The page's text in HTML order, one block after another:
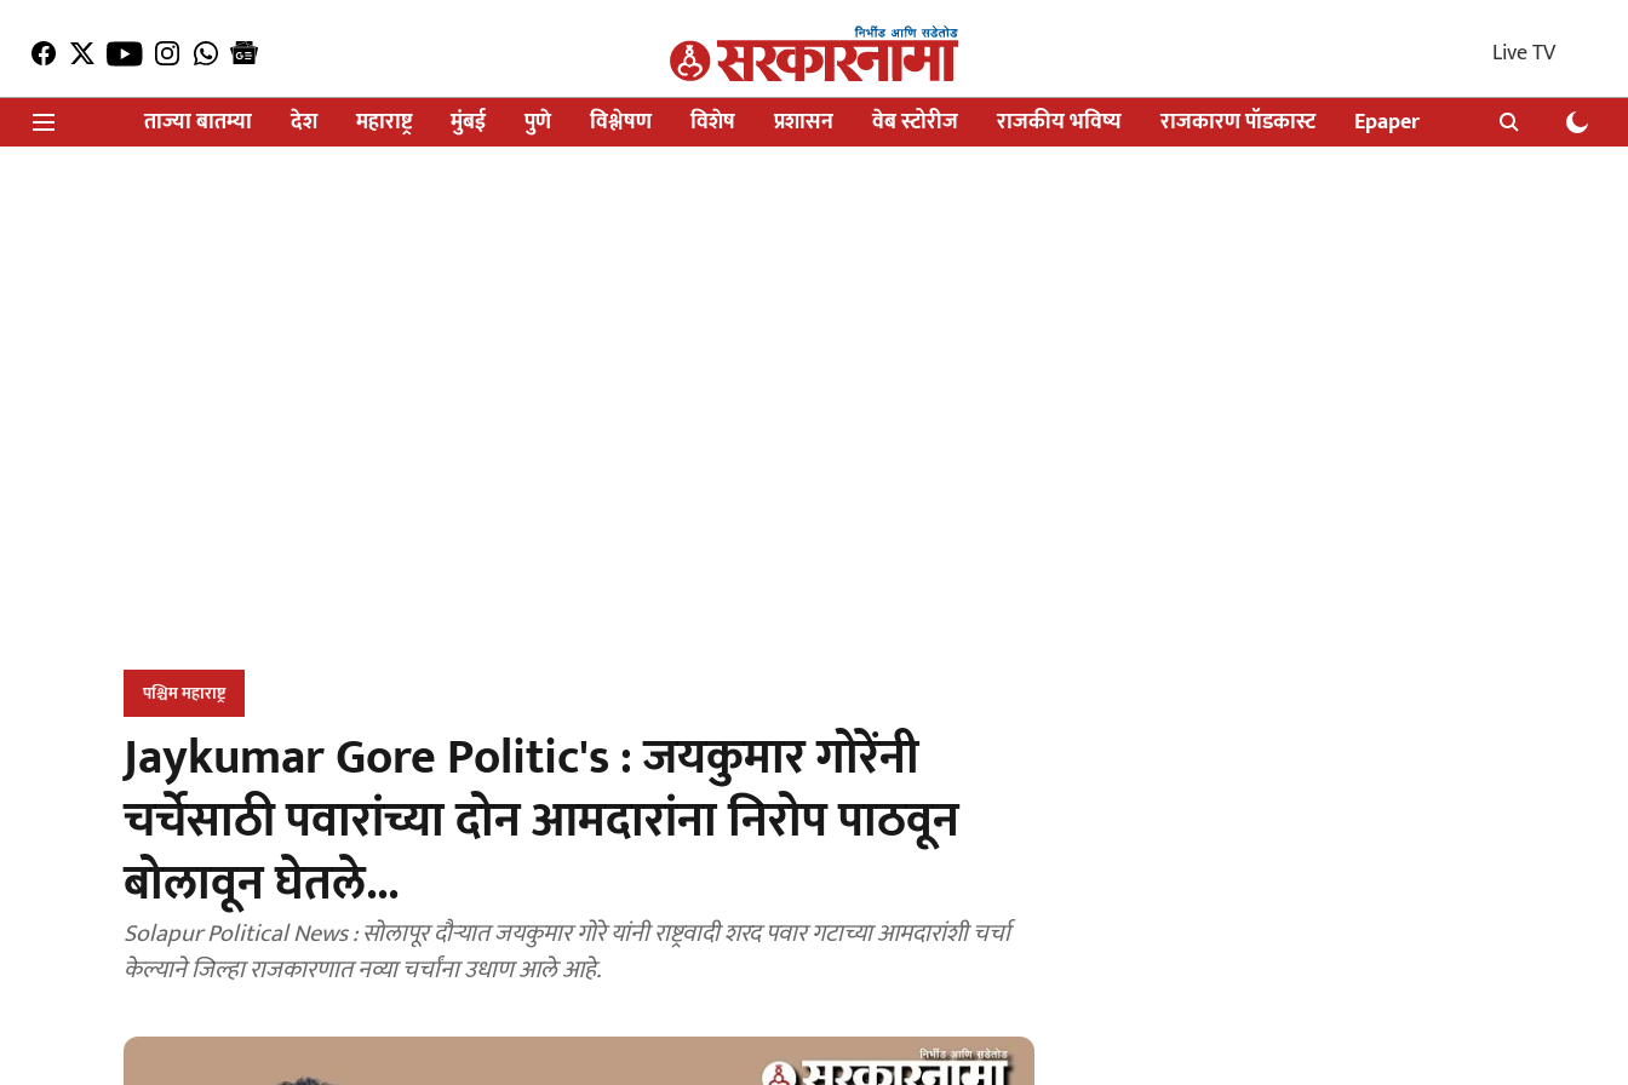
Live TV
ताज्या बातम्या
देश महाराष्ट्र मुंबई पुणे विश्लेषण विशेष प्रशासन वेब स्टोरीज राजकीय भविष्य राजकारण पॉडकास्ट Epaper
पश्चिम महाराष्ट्र
Jaykumar Gore Politic's : जयकुमार गोरेंनी
चर्चेसाठी पवारांच्या दोन आमदारांना निरोप पाठवून
बोलावून घेतले...
Solapur Political News : सोलापूर दौऱ्यात जयकुमार गोरे यांनी राष्ट्रवादी शरद पवार गटाच्या आमदारांशी चर्चा
केल्याने जिल्हा राजकारणात नव्या चर्चांना उधाण आले आहे.